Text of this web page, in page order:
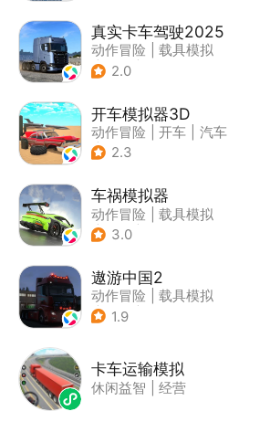
真实卡车驾驶2025
动作冒险
载具模拟
| 汽车
2.0
开车模拟器3D
动作冒险 开车
汽车
| 卡通
2.3
车祸模拟器
动作冒险
载具模拟
| 汽车
3.0
遨游中国2
动作冒险
载具模拟
| 汽车
1.9
卡车运输模拟
休闲益智 经营